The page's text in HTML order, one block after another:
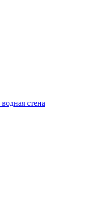
стена